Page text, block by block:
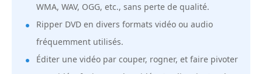
WMA, WAV, OGG, etc., sans perte de qualité.
Ripper DVD en divers formats vidéo ou audio
fréquemment utilisés.
Éditer une vidéo par couper, rogner, et faire pivoter